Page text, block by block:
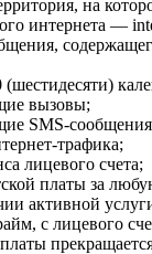
на
интернета —
(шестидесяти)
вызовы;
SMS-
трафика;
лицевого счета;
платы за
активной
с лицевого